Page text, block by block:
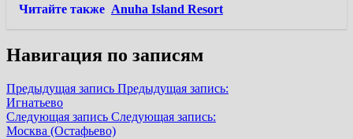
Читайте также Anuha Island Resort
Навигация по записям
Предыдущая запись Предыдущая запись:
Игнатьево
Следующая запись Следующая запись:
Москва (Остафьево)